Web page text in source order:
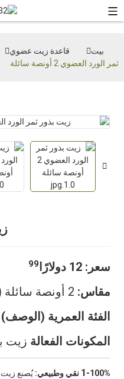
بيت قاعدة زيت عضوي
ثمر الورد العضوي 2 أونصة سائلة
سعر: 12 دولارًا 99
مقاس: 2 أونصة سائلة (عبوة من قطعة واحدة)
الفئة العمرية (الوصف)
المكونات الفعالة زيت
1-100% نقي وطبيعي:
يُصنع زيت